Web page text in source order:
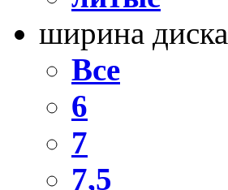
ширина диска
Все
6
7
7,5